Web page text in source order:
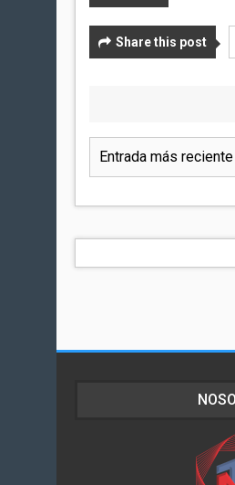
Share this post
Entrada más reciente